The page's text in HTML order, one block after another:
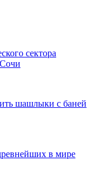
сектора
шашлыки с баней
в мире